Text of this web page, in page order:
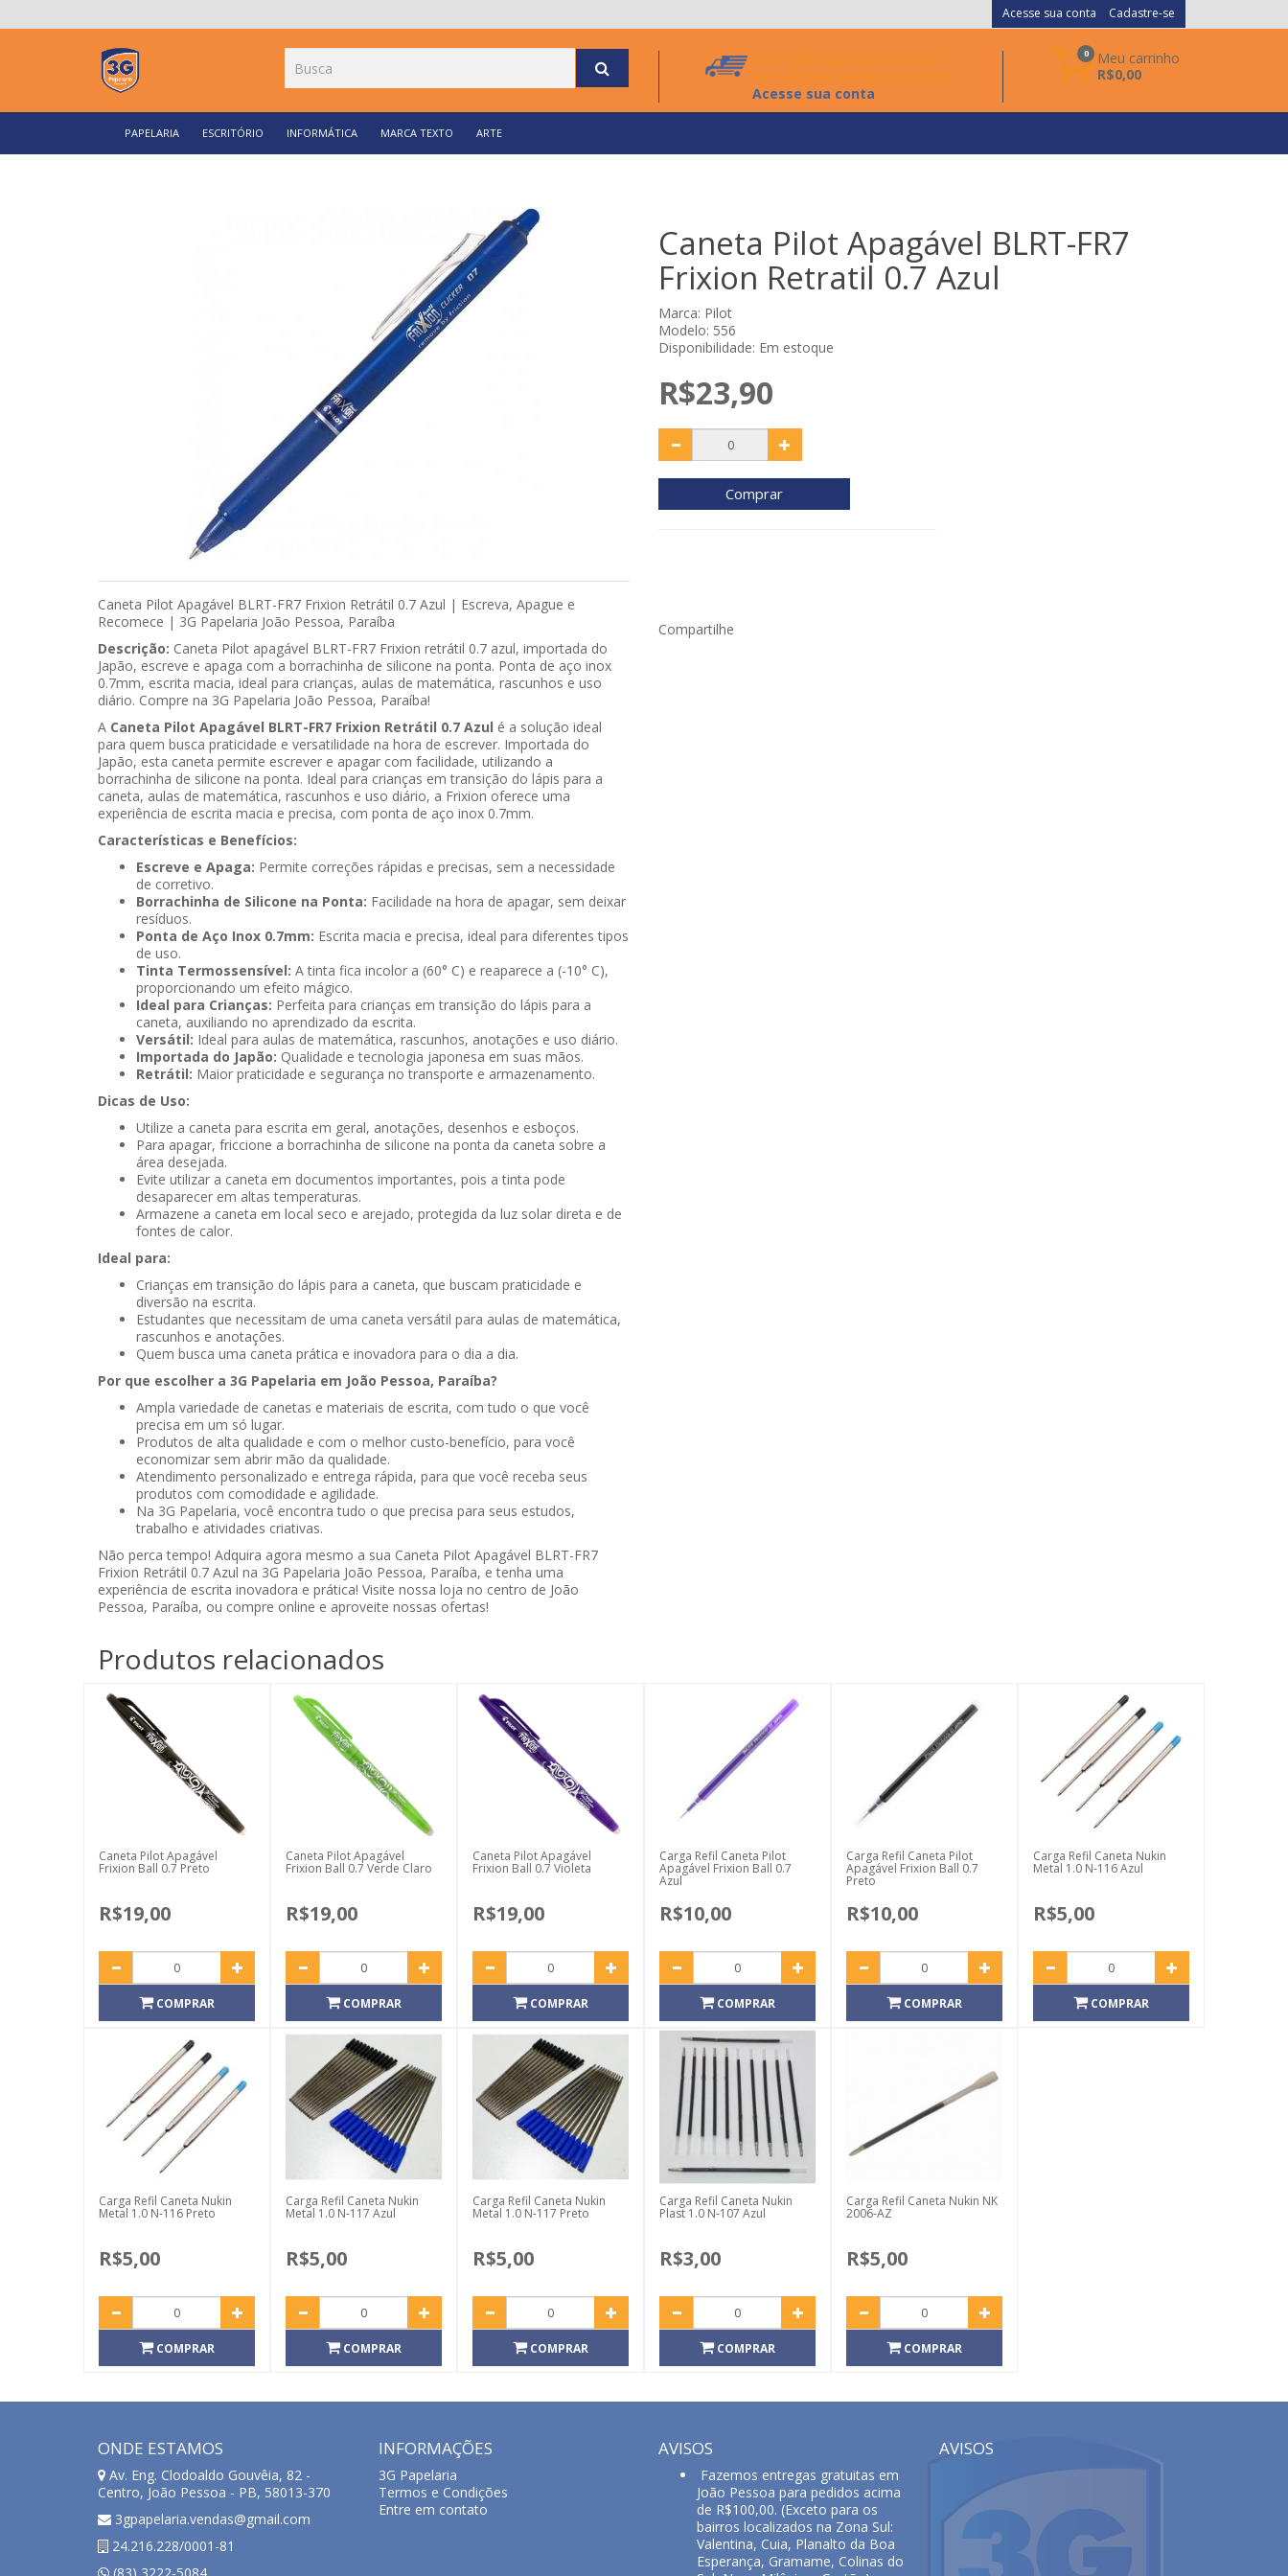
Acesse sua conta Cadastre-se
Frete grátis para João Pessoa
nas compras acima de R$ 60,00
Acesse sua conta
0
Meu carrinho
R$0,00
PAPELARIA ESCRITÓRIO INFORMÁTICA MARCA TEXTO ARTE
Caneta Pilot Apagável BLRT-FR7 Frixion Retrátil 0.7 Azul | Escreva, Apague e
Recomece | 3G Papelaria João Pessoa, Paraíba
Descrição: Caneta Pilot apagável BLRT-FR7 Frixion retrátil 0.7 azul, importada do
Japão, escreve e apaga com a borrachinha de silicone na ponta. Ponta de aço inox
0.7mm, escrita macia, ideal para crianças, aulas de matemática, rascunhos e uso
diário. Compre na 3G Papelaria João Pessoa, Paraíba!
A Caneta Pilot Apagável BLRT-FR7 Frixion Retrátil 0.7 Azul é a solução ideal
para quem busca praticidade e versatilidade na hora de escrever. Importada do
Japão, esta caneta permite escrever e apagar com facilidade, utilizando a
borrachinha de silicone na ponta. Ideal para crianças em transição do lápis para a
caneta, aulas de matemática, rascunhos e uso diário, a Frixion oferece uma
experiência de escrita macia e precisa, com ponta de aço inox 0.7mm.
Características e Benefícios:
Escreve e Apaga: Permite correções rápidas e precisas, sem a necessidade
de corretivo.
Borrachinha de Silicone na Ponta: Facilidade na hora de apagar, sem deixar
resíduos.
Ponta de Aço Inox 0.7mm: Escrita macia e precisa, ideal para diferentes tipos
de uso.
Tinta Termossensível: A tinta fica incolor a (60° C) e reaparece a (-10° C),
proporcionando um efeito mágico.
Ideal para Crianças: Perfeita para crianças em transição do lápis para a
caneta, auxiliando no aprendizado da escrita.
Versátil: Ideal para aulas de matemática, rascunhos, anotações e uso diário.
Importada do Japão: Qualidade e tecnologia japonesa em suas mãos.
Retrátil: Maior praticidade e segurança no transporte e armazenamento.
Dicas de Uso:
Utilize a caneta para escrita em geral, anotações, desenhos e esboços.
Para apagar, friccione a borrachinha de silicone na ponta da caneta sobre a
área desejada.
Evite utilizar a caneta em documentos importantes, pois a tinta pode
desaparecer em altas temperaturas.
Armazene a caneta em local seco e arejado, protegida da luz solar direta e de
fontes de calor.
Ideal para:
Crianças em transição do lápis para a caneta, que buscam praticidade e
diversão na escrita.
Estudantes que necessitam de uma caneta versátil para aulas de matemática,
rascunhos e anotações.
Quem busca uma caneta prática e inovadora para o dia a dia.
Por que escolher a 3G Papelaria em João Pessoa, Paraíba?
Ampla variedade de canetas e materiais de escrita, com tudo o que você
precisa em um só lugar.
Produtos de alta qualidade e com o melhor custo-benefício, para você
economizar sem abrir mão da qualidade.
Atendimento personalizado e entrega rápida, para que você receba seus
produtos com comodidade e agilidade.
Na 3G Papelaria, você encontra tudo o que precisa para seus estudos,
trabalho e atividades criativas.
Não perca tempo! Adquira agora mesmo a sua Caneta Pilot Apagável BLRT-FR7
Frixion Retrátil 0.7 Azul na 3G Papelaria João Pessoa, Paraíba, e tenha uma
experiência de escrita inovadora e prática! Visite nossa loja no centro de João
Pessoa, Paraíba, ou compre online e aproveite nossas ofertas!
Caneta Pilot Apagável BLRT-FR7
Frixion Retratil 0.7 Azul
Marca: Pilot
Modelo: 556
Disponibilidade: Em estoque
R$23,90
Comprar
Compartilhe
Produtos relacionados
Caneta Pilot Apagável
Frixion Ball 0.7 Preto
R$19,00
COMPRAR
Caneta Pilot Apagável
Frixion Ball 0.7 Verde Claro
R$19,00
COMPRAR
Caneta Pilot Apagável
Frixion Ball 0.7 Violeta
R$19,00
COMPRAR
Carga Refil Caneta Pilot
Apagável Frixion Ball 0.7
Azul
R$10,00
COMPRAR
Carga Refil Caneta Pilot
Apagável Frixion Ball 0.7
Preto
R$10,00
COMPRAR
Carga Refil Caneta Nukin
Metal 1.0 N-116 Azul
R$5,00
COMPRAR
Carga Refil Caneta Nukin
Metal 1.0 N-116 Preto
R$5,00
COMPRAR
Carga Refil Caneta Nukin
Metal 1.0 N-117 Azul
R$5,00
COMPRAR
Carga Refil Caneta Nukin
Metal 1.0 N-117 Preto
R$5,00
COMPRAR
Carga Refil Caneta Nukin
Plast 1.0 N-107 Azul
R$3,00
COMPRAR
Carga Refil Caneta Nukin NK
2006-AZ
R$5,00
COMPRAR
ONDE ESTAMOS
Av. Eng. Clodoaldo Gouvêia, 82 -
Centro, João Pessoa - PB, 58013-370
3gpapelaria.vendas@gmail.com
24.216.228/0001-81
INFORMAÇÕES
3G Papelaria
Termos e Condições
Entre em contato
AVISOS
Fazemos entregas gratuitas em
João Pessoa para pedidos acima
de R$100,00. (Exceto para os
bairros localizados na Zona Sul:
Valentina, Cuia, Planalto da Boa
Esperança, Gramame, Colinas do
AVISOS